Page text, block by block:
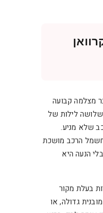
מצלמה קבועה
לילות של
שלא מניע.
הרכב מושכת
הנעה היא
בעלת מקור
גדולה, או